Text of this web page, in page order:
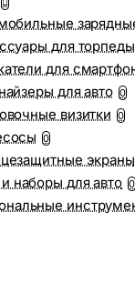
для
для
для авто 0
визитки 0
0
экраны
наборы для авто 0